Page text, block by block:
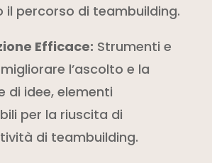
il percorso di teambuilding.
Efficace: Strumenti e
l’ascolto e la
di idee, elementi
per la riuscita di
di teambuilding.